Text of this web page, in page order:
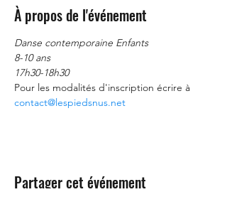
À propos de l'événement
Danse contemporaine Enfants
8-10 ans
17h30-18h30
Pour les modalités d'inscription écrire à
contact@lespiedsnus.net
Partager cet événement